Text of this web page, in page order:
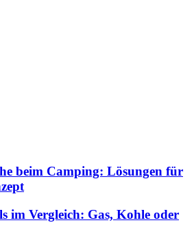
beim Camping: Lösungen für
im Vergleich: Gas, Kohle oder